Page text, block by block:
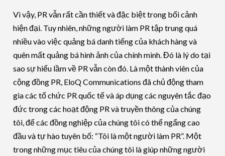
Vì vậy, PR vẫn rất cần thiết và đặc biệt trong bối cảnh
hiện đại. Tuy nhiên, những người làm PR tập trung quá
nhiều vào việc quảng bá danh tiếng của khách hàng và
quên mất quảng bá hình ảnh của chính mình. Đó là lý do tại
sao sự hiểu lầm về PR vẫn còn đó. Là một thành viên của
cộng đồng PR, EloQ Communications đã chủ động tham
gia các tổ chức PR quốc tế và áp dụng các nguyên tắc đạo
đức trong các hoạt động PR và truyền thông của chúng
tôi, để các đồng nghiệp của chúng tôi có thể ngẩng cao
đầu và tự hào tuyên bố: “Tôi là một người làm PR”. Một
trong những mục tiêu của chúng tôi là giúp những người